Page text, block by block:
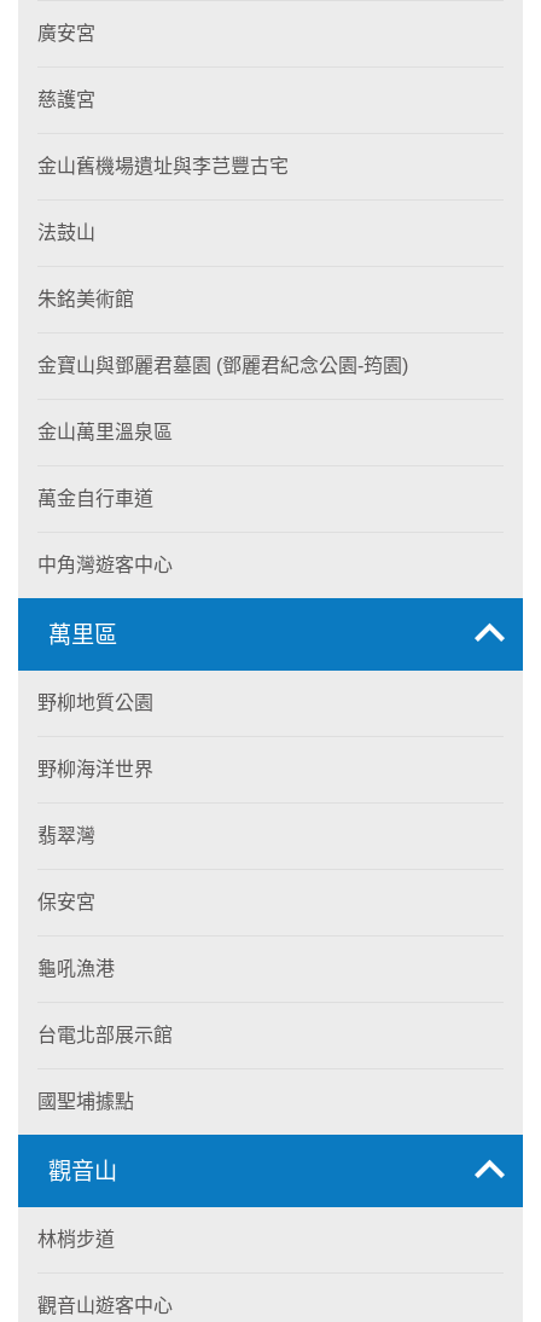
廣安宮
慈護宮
金山舊機場遺址與李芑豐古宅
法鼓山
朱銘美術館
金寶山與鄧麗君墓園 (鄧麗君紀念公園-筠園)
金山萬里溫泉區
萬金自行車道
中角灣遊客中心
萬里區
野柳地質公園
野柳海洋世界
翡翠灣
保安宮
龜吼漁港
台電北部展示館
國聖埔據點
觀音山
林梢步道
觀音山遊客中心